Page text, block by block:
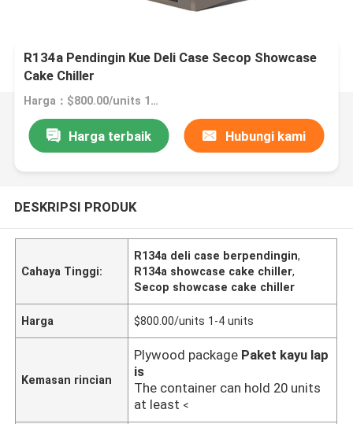
R134a Pendingin Kue Deli Case Secop Showcase
Cake Chiller
Harga：$800.00/units 1-4 units
Harga terbaik Hubungi kami
DESKRIPSI PRODUK
Cahaya Tinggi:
R134a deli case berpendingin,
R134a showcase cake chiller,
Secop showcase cake chiller
Harga $800.00/units 1-4 units
Kemasan rincian
Plywood package Paket kayu lap
is
The container can hold 20 units
at least <